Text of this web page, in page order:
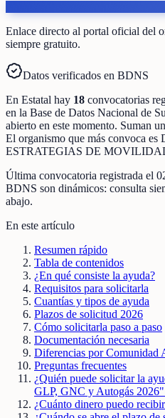
Enlace directo al portal oficial del
siempre gratuito.
Datos verificados en BDNS
En Estatal hay 18 convocatorias
en la Base de Datos Nacional de
abierto en este momento. Suman
El organismo que más convoca es
ESTRATEGIAS DE
Última convocatoria registrada el
BDNS son dinámicos: consulta
abajo.
En este artículo
Resumen rápido
Tabla de contenidos
¿En qué consiste la ayuda?
Requisitos para solicitarla
Cuantías y tipos de ayuda
Plazos de solicitud 2026
Cómo solicitarla paso a paso
Documentación necesaria
Diferencias por Comunidad
Preguntas frecuentes
¿Quién puede solicitar la
GLP, GNC y Autogás
¿Cuánto dinero puedo